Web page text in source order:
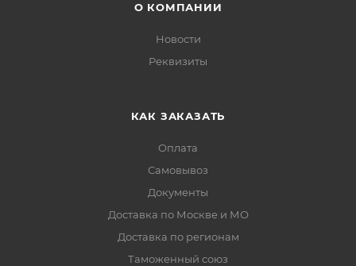
О КОМПАНИИ
Новости
Реквизиты
КАК ЗАКАЗАТЬ
Оплата
Самовывоз
Документы
Доставка по Москве и МО
Доставка по регионам
Таможенный союз